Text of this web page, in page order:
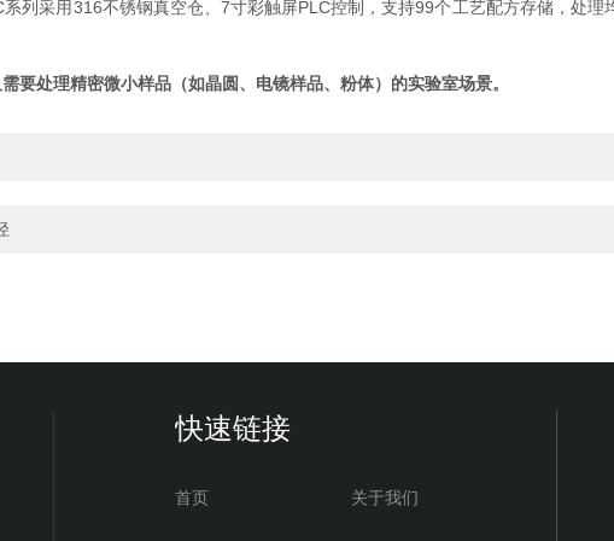
系列采用316不锈钢真空仓、7寸彩触屏PLC控制，支持99个工艺配方存储，处
要处理精密微小样品（如晶圆、电镜样品、粉体）的实验室场景。
快速链接
首页 关于我们